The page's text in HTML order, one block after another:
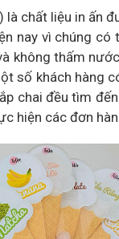
là chất liệu in ấn
nay vì chúng có
không thấm
số khách hàng
chai đều tìm
hiện các đơn